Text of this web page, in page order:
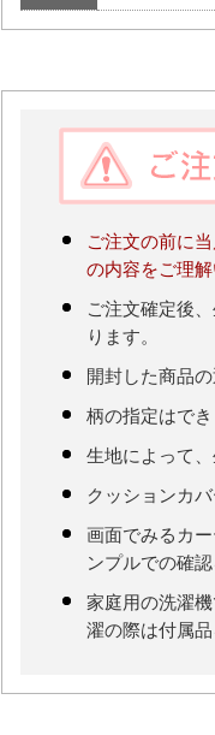
ご注文の前に
の内容をご理
ご注文確定後
ります。
開封した商品
柄の指定はで
生地によって
クッションカ
画面でみるカ
ンプルでの確
家庭用の洗濯
濯の際は付属